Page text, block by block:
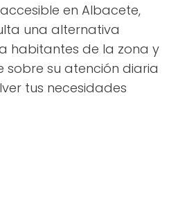
en Albacete,
una alternativa
habitantes de la zona y
sobre su atención diaria
tus necesidades